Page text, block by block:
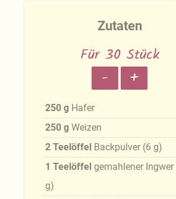
Zutaten
Für 30 Stück
- +
250 g Hafer
250 g Weizen
2 Teelöffel Backpulver (6 g)
1 Teelöffel gemahlener Ingwer
g)